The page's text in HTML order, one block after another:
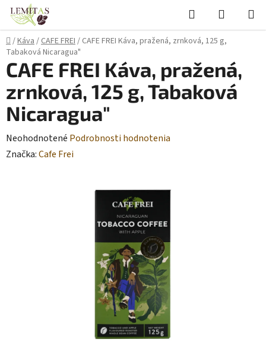
Prejsť
obsah
Hľadať
KOŠÍK
Domov
/Káva/CAFE FREI/ CAFE FREI Káva, pražená, zrnková, 125 g,
Tabaková Nicaragua"
CAFE FREI Káva, pražená,
zrnková, 125 g, Tabaková
Nicaragua"
Priemerné
hodnotenie
Neohodnotené Podrobnosti hodnotenia
Značka:Cafe Frei